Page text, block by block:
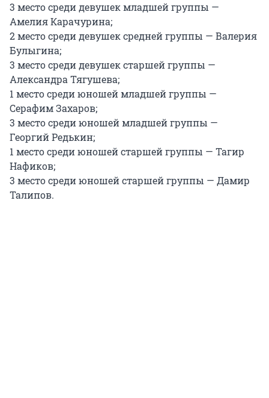
3 место среди девушек младшей группы —
Амелия Карачурина;
2 место среди девушек средней группы — Валерия
Булыгина;
3 место среди девушек старшей группы —
Александра Тягушева;
1 место среди юношей младшей группы —
Серафим Захаров;
3 место среди юношей младшей группы —
Георгий Редькин;
1 место среди юношей старшей группы — Тагир
Нафиков;
3 место среди юношей старшей группы — Дамир
Талипов.